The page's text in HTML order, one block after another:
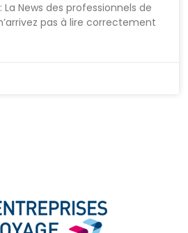
La News des professionnels de
pas à lire correctement